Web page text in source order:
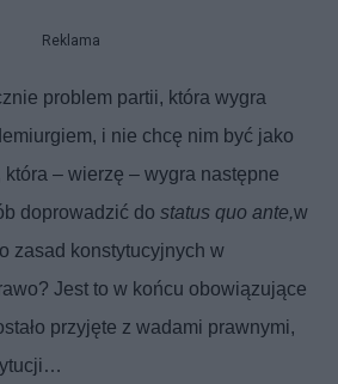
Reklama
problem partii, która wygra
i nie chcę nim być jako
która – wierzę – wygra następne
doprowadzić do status quo ante,w
zasad konstytucyjnych w
Jest to w końcu obowiązujące
przyjęte z wadami prawnymi,